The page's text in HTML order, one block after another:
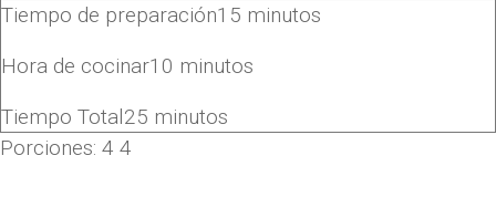
Tiempo de preparación15 minutos
Hora de cocinar10 minutos
Tiempo Total25 minutos
Porciones: 4 4